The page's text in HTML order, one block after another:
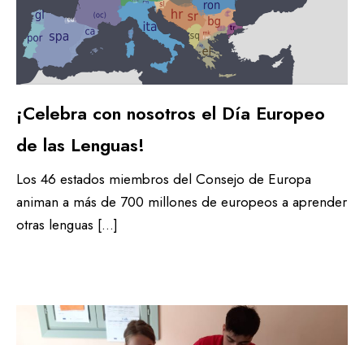
¡Celebra con nosotros el Día Europeo
de las Lenguas!
Los 46 estados miembros del Consejo de Europa
animan a más de 700 millones de europeos a aprender
otras lenguas […]